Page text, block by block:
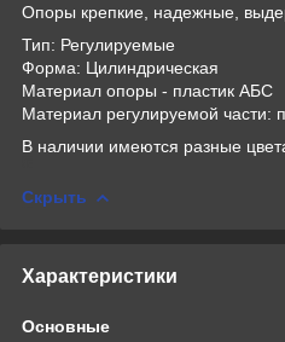
Опоры крепкие, надежные,
Тип: Регулируемые
Форма: Цилиндрическая
Материал опоры - пластик АБС
Материал регулируемой части:
В наличии имеются разные
Скрыть
Характеристики
Основные